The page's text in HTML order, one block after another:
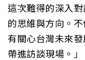
這次難得的深入
的思維與方向。
有關心台灣未來
帶進訪談現場。」